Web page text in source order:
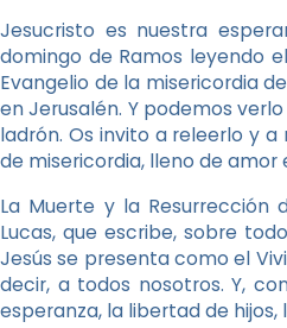
Jesucristo es nuestra
domingo de Ramos leyendo
Evangelio de la misericordia
en Jerusalén. Y podemos
ladrón. Os invito a releerlo y
de misericordia, lleno de
La Muerte y la Resurrección
Lucas, que escribe, sobre
Jesús se presenta como el
decir, a todos nosotros. Y,
esperanza, la libertad de